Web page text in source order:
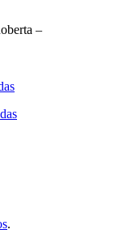
–
.